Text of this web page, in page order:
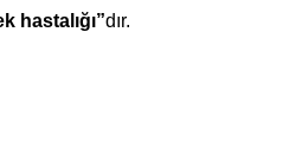
hastalığı”dır.